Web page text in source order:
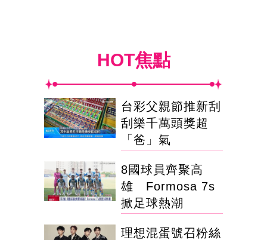
HOT焦點
台彩父親節推新刮
刮樂千萬頭獎超
「爸」氣
8國球員齊聚高
雄 Formosa 7s
掀足球熱潮
理想混蛋號召粉絲